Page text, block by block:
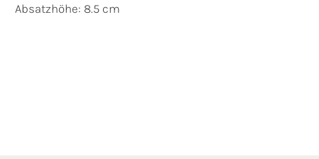
Absatzhöhe: 8.5 cm